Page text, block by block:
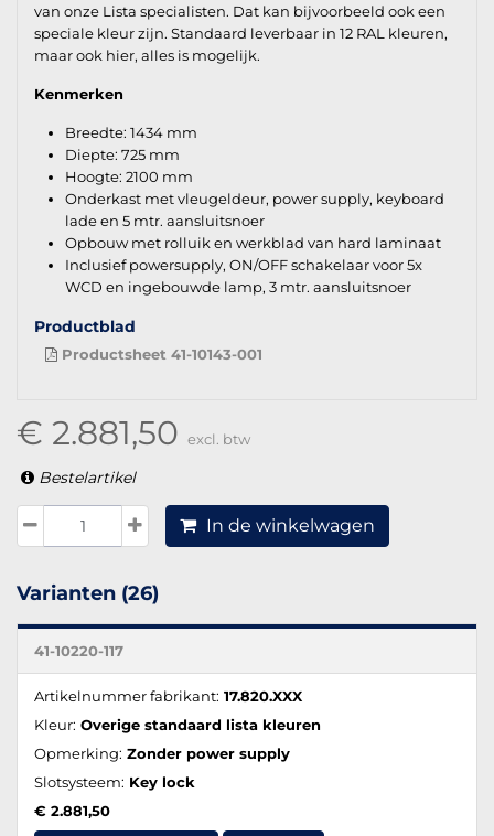
van onze Lista specialisten. Dat kan bijvoorbeeld ook een
speciale kleur zijn. Standaard leverbaar in 12 RAL kleuren,
maar ook hier, alles is mogelijk.
Kenmerken
Breedte: 1434 mm
Diepte: 725 mm
Hoogte: 2100 mm
Onderkast met vleugeldeur, power supply, keyboard
lade en 5 mtr. aansluitsnoer
Opbouw met rolluik en werkblad van hard laminaat
Inclusief powersupply, ON/OFF schakelaar voor 5x
WCD en ingebouwde lamp, 3 mtr. aansluitsnoer
Productblad
Productsheet 41-10143-001
€ 2.881,50 excl. btw
Bestelartikel
In de winkelwagen
Varianten (26)
41-10220-117
Artikelnummer fabrikant: 17.820.XXX
Kleur: Overige standaard lista kleuren
Opmerking: Zonder power supply
Slotsysteem: Key lock
€ 2.881,50